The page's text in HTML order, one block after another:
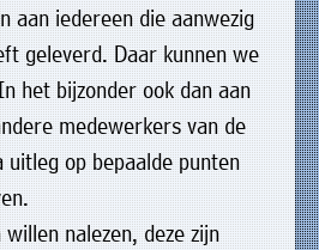
aan iedereen die aanwezig
geleverd. Daar kunnen we
het bijzonder ook dan aan
medewerkers van de
op bepaalde punten
nalezen, deze zijn